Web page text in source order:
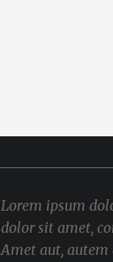
Lorem ipsum
dolor sit amet,
Amet aut, autem